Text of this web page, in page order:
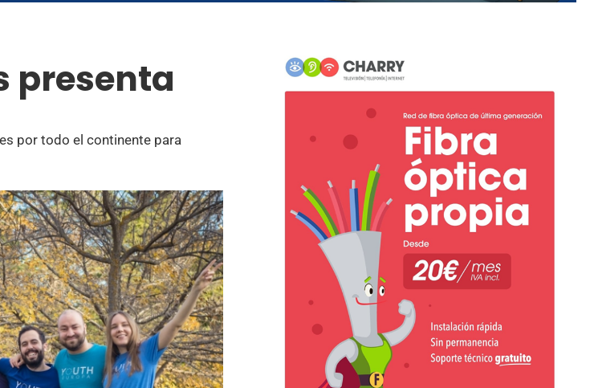
presenta
por todo el continente para